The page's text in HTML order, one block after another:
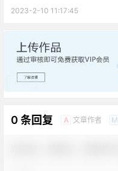
2023-2-10 11:17:45
广告
0 条回复 A 文章作者 M